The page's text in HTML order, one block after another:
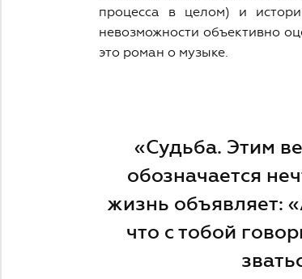
процесса в целом) и
невозможности объективно
это роман о музыке.
«Судьба. Этим
обозначается
жизнь объявляет:
что с тобой